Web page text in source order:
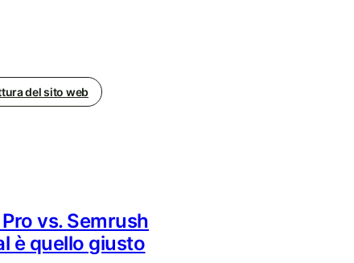
del sito web
vs. Semrush
è quello giusto